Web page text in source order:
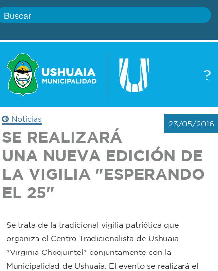
?
Boletín
Defensa
civil
Bromatología
Rentas
Gobierno
Trámites
Transparencia
Actualidad
Personal
municipal
Noticias
23/05/2016
SE REALIZARÁ
UNA NUEVA EDICIÓN DE
LA VIGILIA "ESPERANDO
EL 25"
Se trata de la tradicional vigilia patriótica que
organiza el Centro Tradicionalista de Ushuaia
"Virginia Choquintel" conjuntamente con la
Municipalidad de Ushuaia. El evento se realizará el